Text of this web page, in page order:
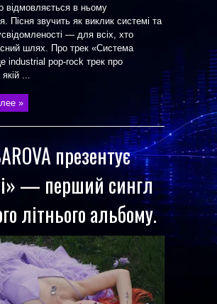
відмовляється в ньому
Пісня звучить як виклик системі та
— для всіх, хто
шлях. Про трек «Система
industrial pop-rock трек про
...
»
презентує
— перший сингл
літнього альбому.